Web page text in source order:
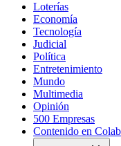
Loterías
Economía
Tecnología
Judicial
Política
Entretenimiento
Mundo
Multimedia
Opinión
500 Empresas
Contenido en